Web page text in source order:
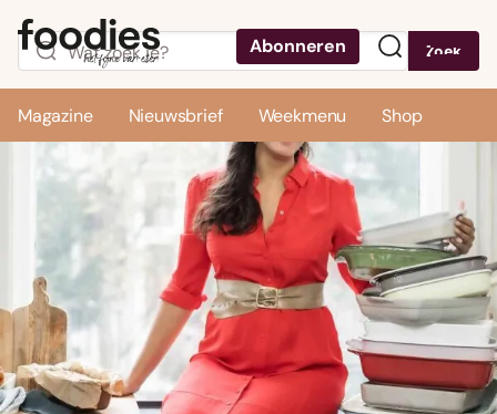
Abonneren Zoek
Magazine Nieuwsbrief Weekmenu Shop